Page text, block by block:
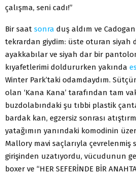
çalışma, seni cadı!”
Bir saat sonra duş aldım ve
tekrardan giydim: üste oturan siyah
ayakkabılar ve siyah dar bir
kıyafetlerimi doldururken yakında
Winter Park’taki odamdaydım.
olan ‘Kana Kana’ tarafından tam
buzdolabındaki şu tıbbi plastik
bardak kan, egzersiz sonrası
yatağımın yanındaki komodinin
Mallory mavi saçlarıyla çevrelenmiş
girişinden uzatıyordu, vücudunun
boxer ve “HER SEFERİNDE BİR